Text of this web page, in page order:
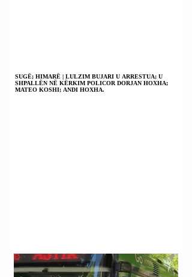
SUGË; HIMARË | LULZIM BUJARI U ARRESTUA; U
SHPALLËN NË KËRKIM POLICOR DORJAN HOXHA;
MATEO KOSHI; ANDI HOXHA.